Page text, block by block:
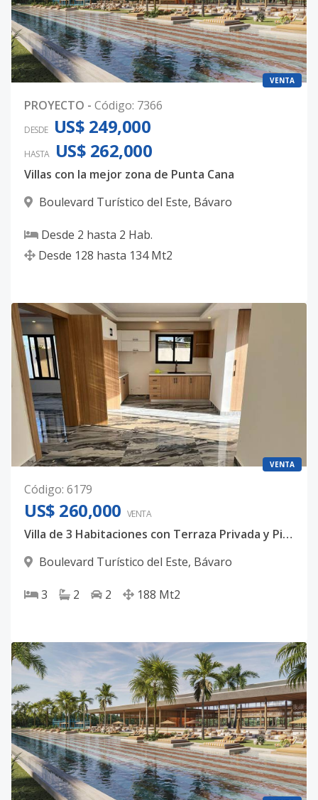
VENTA
PROYECTO - Código: 7366
DESDE US$ 249,000
HASTA US$ 262,000
Villas con la mejor zona de Punta Cana
Boulevard Turístico del Este, Bávaro
Desde 2 hasta 2 Hab.
Desde 128 hasta 134 Mt2
VENTA
Código: 6179
US$ 260,000 VENTA
Villa de 3 Habitaciones con Terraza Privada y Picuzzi
Boulevard Turístico del Este, Bávaro
3 2 2 188 Mt2